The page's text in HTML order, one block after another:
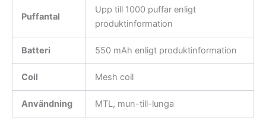
Puffantal
Upp till 1000 puffar enligt
produktinformation
Batteri 550 mAh enligt produktinformation
Coil Mesh coil
Användning MTL, mun-till-lunga